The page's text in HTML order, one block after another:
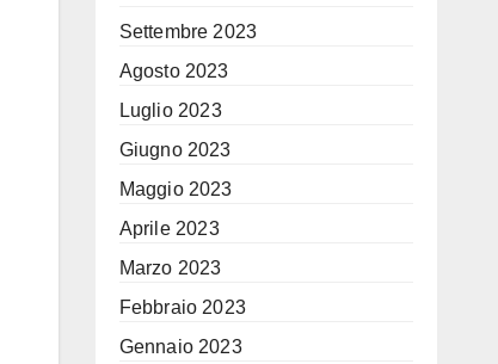
Settembre 2023
Agosto 2023
Luglio 2023
Giugno 2023
Maggio 2023
Aprile 2023
Marzo 2023
Febbraio 2023
Gennaio 2023